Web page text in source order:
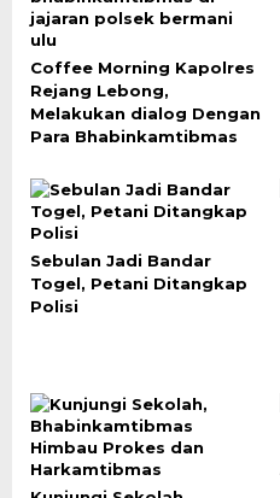
Coffee Morning Kapolres
Rejang Lebong,
Melakukan dialog Dengan
Para Bhabinkamtibmas
Sebulan Jadi Bandar
Togel, Petani Ditangkap
Polisi